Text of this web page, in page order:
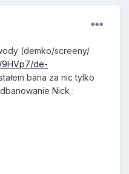
(demko/screeny/
9HVp7/de-
bana za nic tylko
Nick :